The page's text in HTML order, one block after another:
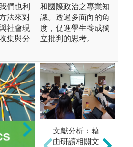
們也利
法來對
社會現
集與分
和國際政治之專業知
識。透過多面向的角
度，促進學生養成獨
立批判的思考。
課堂討論。
圖解:經濟學人
網頁
文獻分析：藉
由研讀相關文